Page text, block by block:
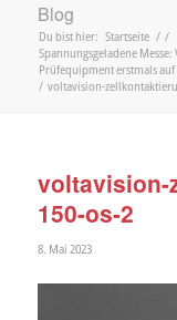
Blog
Du bist hier: Startseite / /
Spannungsgeladene
Prüfequipment erstmals
/ voltavision-
voltavision-
150-os-2
8. Mai 2023